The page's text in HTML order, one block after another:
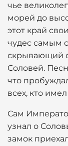
чье
морей до
этот край
чудес самым
скрывающий
Соловей.
что
всех, кто
Сам
узнал о
замок